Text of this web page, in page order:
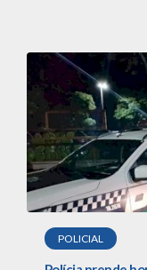
POLICIAL